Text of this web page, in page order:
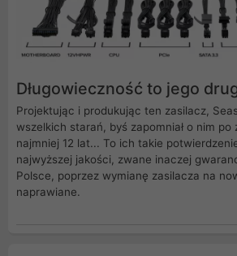
Długowieczność to jego
Projektując i produkując ten zasilacz,
wszelkich starań, byś zapomniał o nim po
najmniej 12 lat... To ich takie
najwyższej jakości, zwane inaczej
Polsce, poprzez wymianę zasilacza na
naprawiane.